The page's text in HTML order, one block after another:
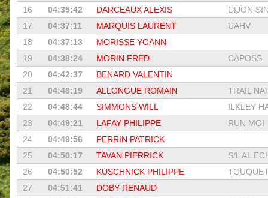
16
04:35:42 DARCEAUX ALEXIS
DIJON
17
04:37:11 MARQUIS LAURENT
UAHV
18
04:37:13
MORISSE YOANN
19
04:38:24 MORIN FRED
CAPOSS
20
04:42:37
BENARD VALENTIN
21
04:48:19 ALLONGUE ROMAIN
TRAIL
22
04:48:44 SIMMONS WILL
ILKLEY
23
04:49:21 LAFAY PHILIPPE
RUN MOI
24
04:49:56
PERRIN PATRICK
25
04:50:17 TAVAN PIERRICK
S/L AL
26
04:50:52 KUSCHNICK PHILIPPE
27
04:51:41
DOBY RENAUD